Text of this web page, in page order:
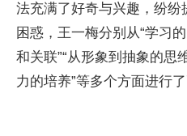
法充满了好奇与兴趣，纷
困惑，王一梅分别从“学习
和关联”“从形象到抽象的思
力的培养”等多个方面进行了